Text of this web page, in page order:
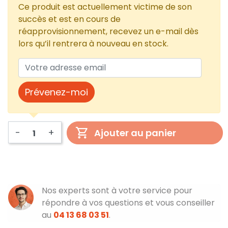
Ce produit est actuellement victime de son
succès et est en cours de
réapprovisionnement, recevez un e-mail dès
lors qu’il rentrera à nouveau en stock.
Prévenez-moi
- + Ajouter au panier
Nos experts sont à votre service pour
répondre à vos questions et vous conseiller
au 04 13 68 03 51.